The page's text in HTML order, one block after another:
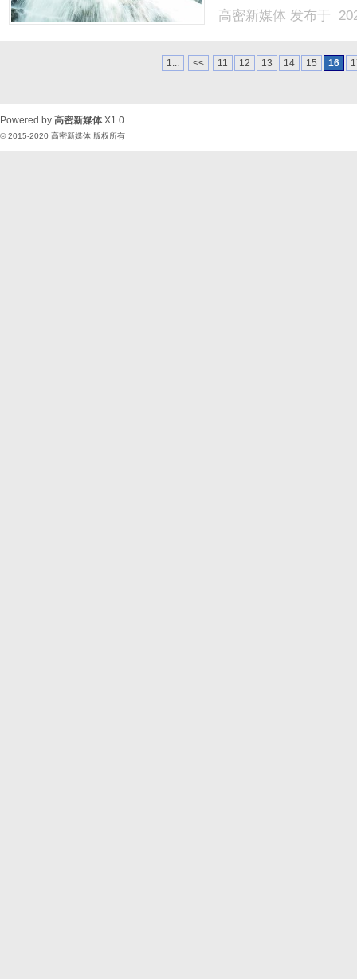
的存在，正是为企业
律师的核心职能解析1
高密新媒体 发布于
1... << 11 12 13 14 15 16
Powered by 高密新媒体 X1.0
© 2015-2020 高密新媒体 版权所有